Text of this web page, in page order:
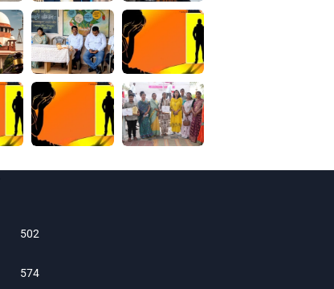
502
574